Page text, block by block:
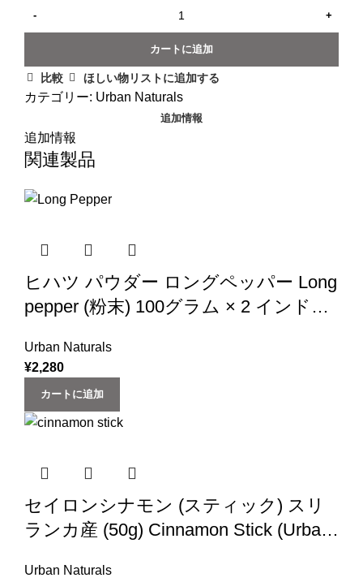
カートに追加
比較 ほしい物リストに追加する
カテゴリー: Urban Naturals
追加情報
追加情報
関連製品
ヒハツ パウダー ロングペッパー Long
pepper (粉末) 100グラム × 2 インド産
Urban Naturals
¥2,280
カートに追加
セイロンシナモン (スティック) スリ
ランカ産 (50g) Cinnamon Stick (Urban
Urban Naturals